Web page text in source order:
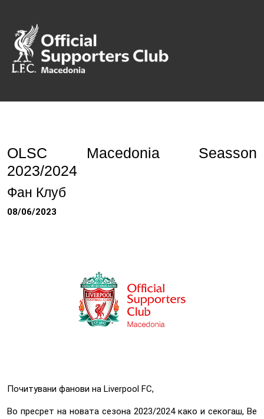
OLSC Macedonia Seasson
2023/2024
Фан Клуб
08/06/2023
Почитувани фанови на Liverpool FC,
Во пресрет на новата сезона 2023/2024 како и секогаш, Ве